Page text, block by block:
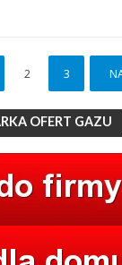
2 3
OFERT GAZU